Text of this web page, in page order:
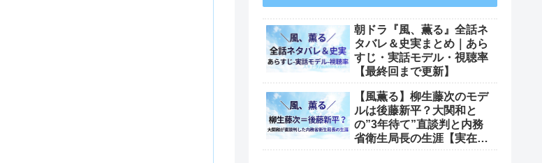
朝ドラ『風、薫る』全話ネ
タバレ＆史実まとめ｜あら
すじ・実話モデル・視聴率
【最終回まで更新】
【風薫る】柳生藤次のモデ
ルは後藤新平？大関和と
の”3年待て”直談判と内務
省衛生局長の生涯【実在モ